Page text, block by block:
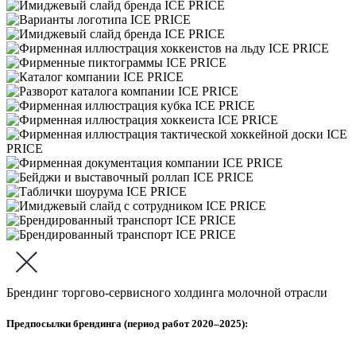
Брендинг торгово-сервисного холдинга молочной отрасли
Предпосылки брендинга (период работ 2020–2025):